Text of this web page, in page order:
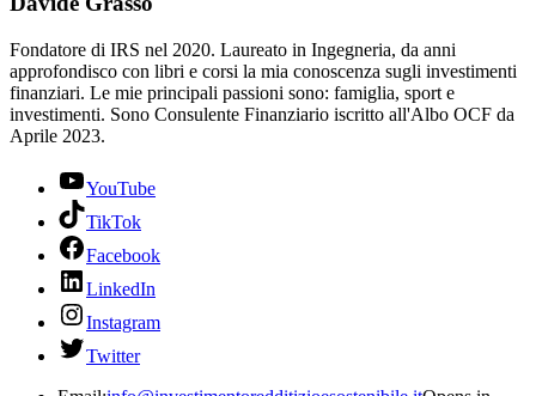
Fondatore di IRS nel 2020. Laureato in Ingegneria, da anni
approfondisco con libri e corsi la mia conoscenza sugli investimenti
finanziari. Le mie principali passioni sono: famiglia, sport e
investimenti. Sono Consulente Finanziario iscritto all'Albo OCF da
Aprile 2023.
YouTube
TikTok
Facebook
LinkedIn
Instagram
Twitter